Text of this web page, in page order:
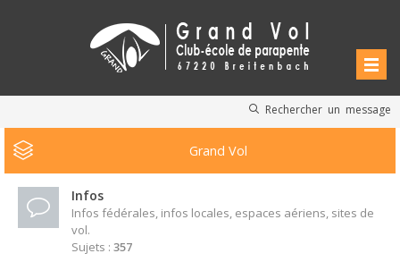
Rechercher un message
Grand Vol
Infos
Infos fédérales, infos locales, espaces aériens, sites de
vol.
Sujets : 357